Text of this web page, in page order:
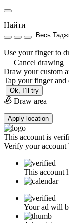
Найти
Use your finger to
Cancel drawing
Draw your custom
Tap your finger and
Ok, I`ll try
Draw area
Apply location
This account is
Verify your
This account
Your ad will